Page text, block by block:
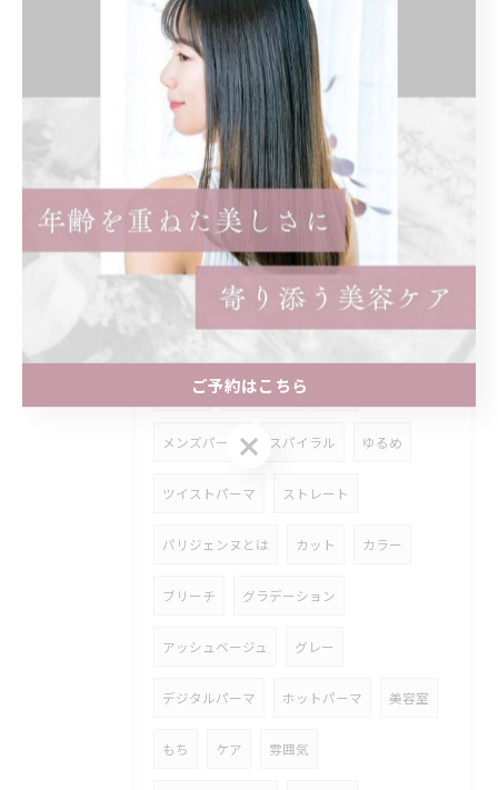
ショート レディース
ショートボブ ボブ インナーカラー
イヤリングカラー ロング
トリートメント ストレートパーマ
縮毛矯正 どっちがいい 髪質改善
マツパ 個室 髪型
無添加 エイジング
メンズパーマ スパイラル ゆるめ
ツイストパーマ ストレート
パリジェンヌとは カット カラー
ブリーチ グラデーション
アッシュベージュ グレー
デジタルパーマ ホットパーマ 美容室
もち ケア 雰囲気
ご予約はこちら
ご予約はこちら